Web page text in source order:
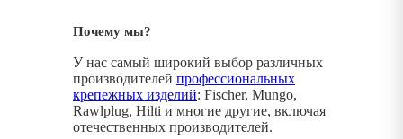
Почему мы?
У нас самый широкий выбор различных
производителей профессиональных
крепежных изделий: Fischer, Mungo,
Rawlplug, Hilti и многие другие, включая
отечественных производителей.